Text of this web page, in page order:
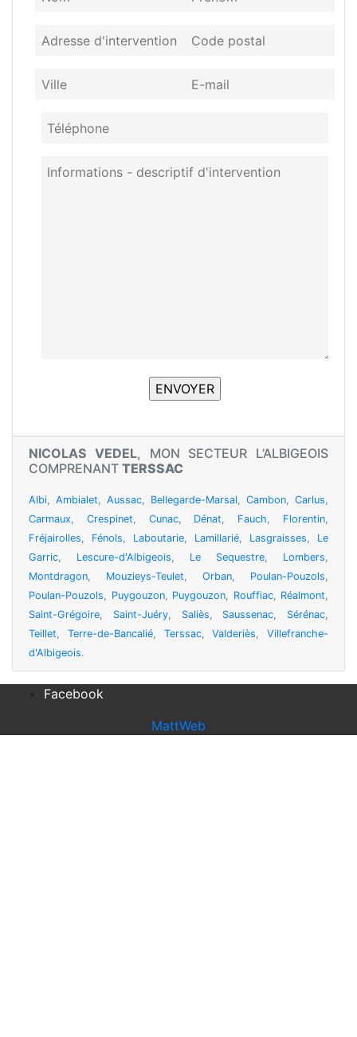
NICOLAS VEDEL, MON SECTEUR L’ALBIGEOIS
COMPRENANT TERSSAC
Albi, Ambialet, Aussac, Bellegarde-Marsal, Cambon, Carlus,
Carmaux, Crespinet, Cunac, Dénat, Fauch, Florentin,
Fréjairolles, Fénols, Laboutarie, Lamillarié, Lasgraisses, Le
Garric, Lescure-d'Albigeois, Le Sequestre, Lombers,
Montdragon, Mouzieys-Teulet, Orban, Poulan-Pouzols,
Poulan-Pouzols, Puygouzon, Puygouzon, Rouffiac, Réalmont,
Saint-Grégoire, Saint-Juéry, Saliès, Saussenac, Sérénac,
Teillet, Terre-de-Bancalié, Terssac,Valderiès, Villefranche-
d'Albigeois.
Facebook
MattWeb